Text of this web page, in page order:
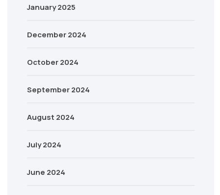
January 2025
December 2024
October 2024
September 2024
August 2024
July 2024
June 2024